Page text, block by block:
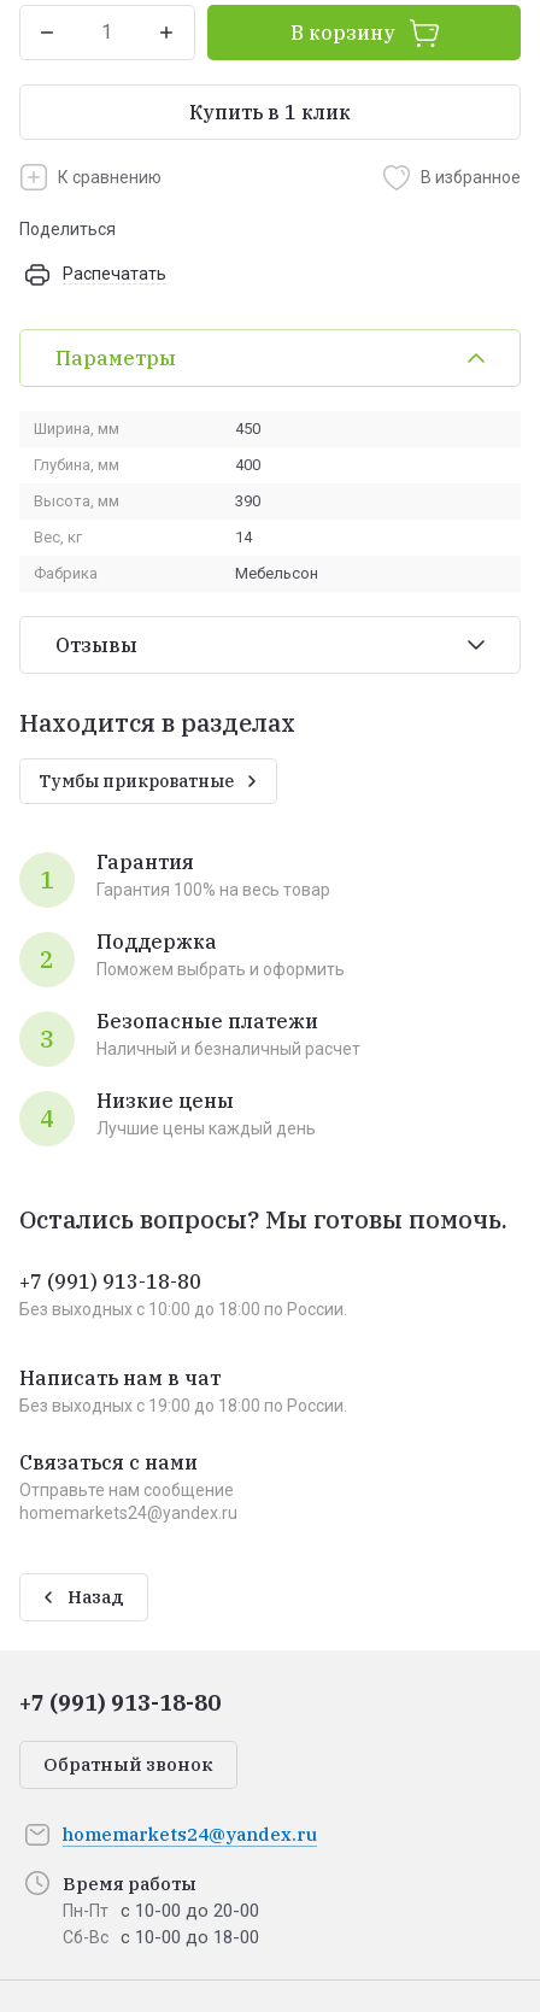
В корзину
Купить в 1 клик
К сравнению В избранное
Поделиться
Распечатать
Параметры
Ширина, мм
450
Глубина, мм
400
Высота, мм
390
Вес, кг
14
Фабрика
Мебельсон
Отзывы
Находится в разделах
Тумбы прикроватные
1
Гарантия
Гарантия 100% на весь товар
2
Поддержка
Поможем выбрать и оформить
3
Безопасные платежи
Наличный и безналичный расчет
4
Низкие цены
Лучшие цены каждый день
Остались вопросы? Мы готовы помочь.
+7 (991) 913-18-80
Без выходных c 10:00 до 18:00 по России.
Написать нам в чат
Без выходных c 19:00 до 18:00 по России.
Связаться с нами
Отправьте нам сообщение
homemarkets24@yandex.ru
Назад
+7 (991) 913-18-80
Обратный звонок
homemarkets24@yandex.ru
Время работы
Пн-Пт с 10-00 до 20-00
Сб-Вс с 10-00 до 18-00